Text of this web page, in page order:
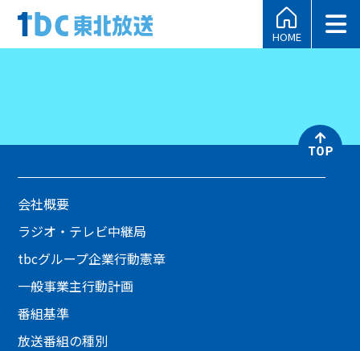
HOME
会社概要
ラジオ・テレビ中継局
tbcグループ企業行動憲章
一般事業主行動計画
番組基準
放送番組の種別